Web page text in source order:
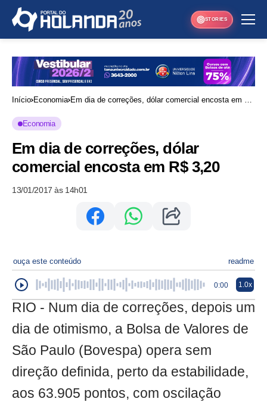
STORIES
Início Economia Em dia de correções, dólar comercial encosta em R$
Economia
Em dia de correções, dólar
comercial encosta em R$ 3,20
13/01/2017 às 14h01
ouça este conteúdo readme
0:00 1.0x
RIO - Num dia de correções, depois um
dia de otimismo, a Bolsa de Valores de
São Paulo (Bovespa) opera sem
direção definida, perto da estabilidade,
aos 63.905 pontos, com oscilação